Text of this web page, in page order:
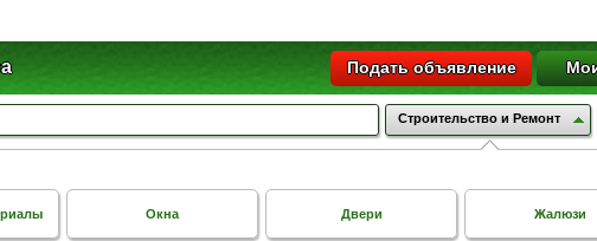
Подать объявление
Строительство и Ремонт
Окна Двери Жалюзи